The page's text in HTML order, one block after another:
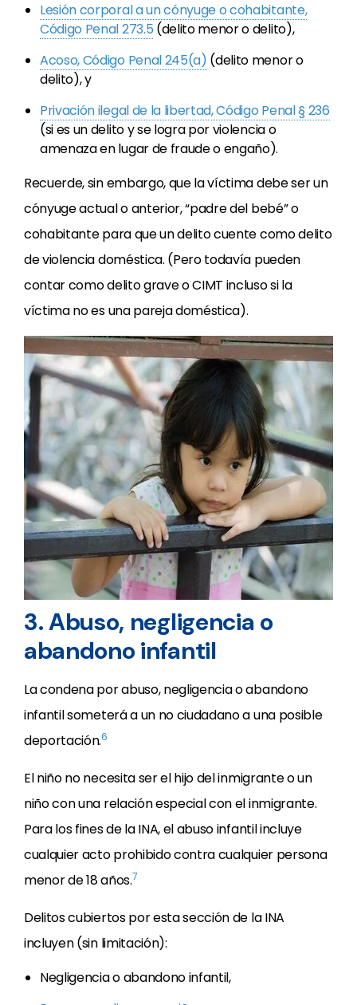
Lesión corporal a un cónyuge o cohabitante,
Código Penal 273.5 (delito menor o delito),
Acoso, Código Penal 245(a) (delito menor o
delito), y
Privación ilegal de la libertad, Código Penal § 236
(si es un delito y se logra por violencia o
amenaza en lugar de fraude o engaño).
Recuerde, sin embargo, que la víctima debe ser un
cónyuge actual o anterior, “padre del bebé” o
cohabitante para que un delito cuente como delito
de violencia doméstica. (Pero todavía pueden
contar como delito grave o CIMT incluso si la
víctima no es una pareja doméstica).
3. Abuso, negligencia o
abandono infantil
La condena por abuso, negligencia o abandono
infantil someterá a un no ciudadano a una posible
deportación.6
El niño no necesita ser el hijo del inmigrante o un
niño con una relación especial con el inmigrante.
Para los fines de la INA, el abuso infantil incluye
cualquier acto prohibido contra cualquier persona
menor de 18 años.7
Delitos cubiertos por esta sección de la INA
incluyen (sin limitación):
Negligencia o abandono infantil,